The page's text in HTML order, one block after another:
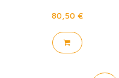
80,50 €